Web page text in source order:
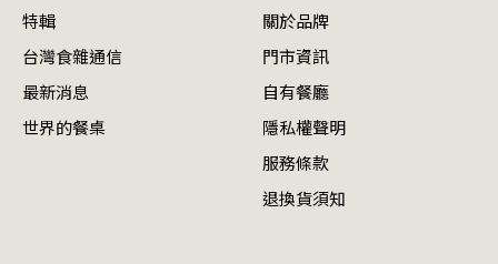
特輯
台灣食雜通信
最新消息
世界的餐桌
關於品牌
門市資訊
自有餐廳
隱私權聲明
服務條款
退換貨須知